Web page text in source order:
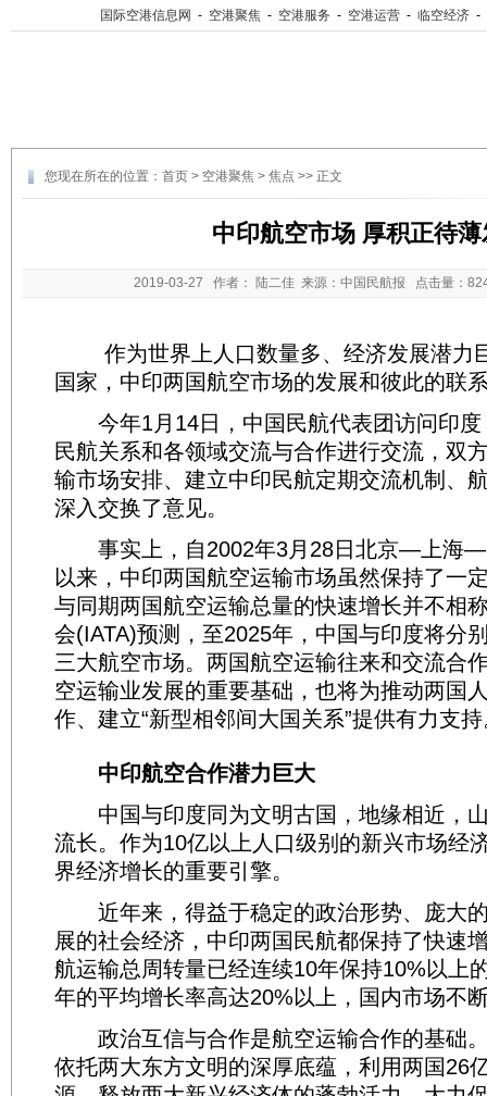
国际空港信息网 - 空港聚焦 - 空港服务 - 空港运营 - 临空经济 -
您现在所在的位置： 首页 > 空港聚焦 > 焦点 >> 正文
中印航空市场 厚积正待薄
2019-03-27 作者： 陆二佳 来源：中国民航报 点击量：
作为世界上人口数量多、经济发展潜力
国家，中印两国航空市场的发展和彼此的联
今年1月14日，中国民航代表团访问印度
民航关系和各领域交流与合作进行交流，双
输市场安排、建立中印民航定期交流机制、
深入交换了意见。
事实上，自2002年3月28日北京—上海—
以来，中印两国航空运输市场虽然保持了一
与同期两国航空运输总量的快速增长并不相
会(IATA)预测，至2025年，中国与印度将分
三大航空市场。两国航空运输往来和交流合
空运输业发展的重要基础，也将为推动两国
作、建立“新型相邻间大国关系”提供有力支
中印航空合作潜力巨大
中国与印度同为文明古国，地缘相近，
流长。作为10亿以上人口级别的新兴市场经
界经济增长的重要引擎。
近年来，得益于稳定的政治形势、庞大
展的社会经济，中印两国民航都保持了快速
航运输总周转量已经连续10年保持10%以上
年的平均增长率高达20%以上，国内市场不
政治互信与合作是航空运输合作的基础
依托两大东方文明的深厚底蕴，利用两国26